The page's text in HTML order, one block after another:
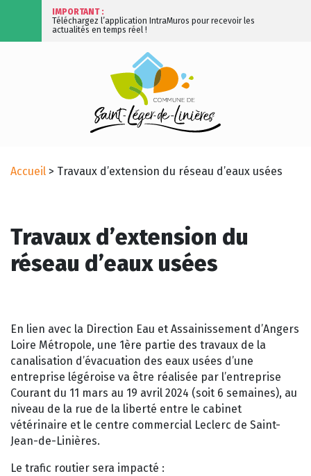
IMPORTANT :
Téléchargez l’application IntraMuros pour recevoir les
actualités en temps réel !
Accueil > Travaux d’extension du réseau d’eaux usées
Travaux d’extension du
réseau d’eaux usées
En lien avec la Direction Eau et Assainissement d’Angers
Loire Métropole, une 1ère partie des travaux de la
canalisation d’évacuation des eaux usées d’une
entreprise légéroise va être réalisée par l’entreprise
Courant du 11 mars au 19 avril 2024 (soit 6 semaines), au
niveau de la rue de la liberté entre le cabinet
vétérinaire et le centre commercial Leclerc de Saint-
Jean-de-Linières.
Le trafic routier sera impacté :